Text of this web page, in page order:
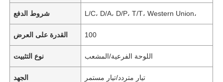
شروط الدفع L/C، D/A، D/P، T/T، Western Union،
القدرة على العرض 100
نوع التثبيت اللوحة الفرعية/المشعب
الجهد تيار متردد/تيار مستمر